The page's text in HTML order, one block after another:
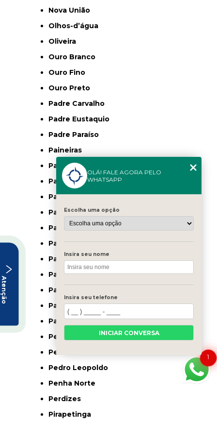
Nova União
Olhos-d’água
Oliveira
Ouro Branco
Ouro Fino
Ouro Preto
Padre Carvalho
Padre Eustaquio
Padre Paraíso
Paineiras
Pampulha
Paracatu
Paraguaçú
Paraisópolis
Paraopeba
Pará de Minas
Passa Quatro
Passos
Patos De Minas
Patos de Minas
Patrocínio
Pedra Azul
Pedras De Maria Da Cruz
Pedro Leopoldo
Penha Norte
Perdizes
Pirapetinga
Atenção
1
OLÁ! FALE AGORA PELO
WHATSAPP
Escolha uma opção
Insira seu nome
Insira seu telefone
INICIAR CONVERSA